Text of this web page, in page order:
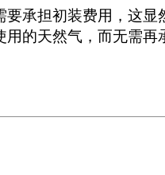
承担初装费用，这
的天然气，而无需